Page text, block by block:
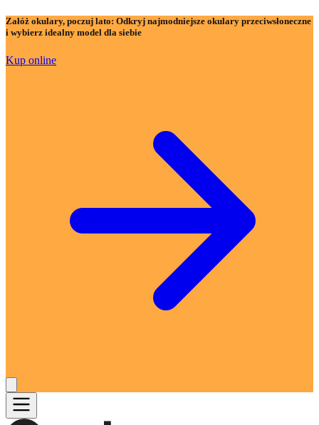
Załóż okulary, poczuj lato: Odkryj najmodniejsze okulary przeciwsłoneczne
i wybierz idealny model dla siebie
Kup online